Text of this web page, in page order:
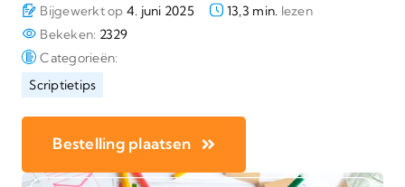
Bijgewerkt op 4. juni 2025 13,3 min. lezen
Bekeken: 2329
Categorieën:
Scriptietips
Bestelling plaatsen